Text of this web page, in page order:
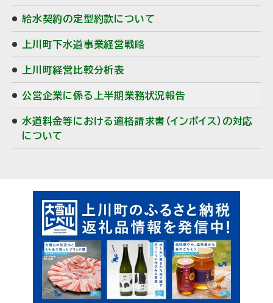
給水契約の定型約款について
上川町下水道事業経営戦略
上川町経営比較分析表
公営企業に係る上半期業務状況報告
水道料金等における適格請求書（インボイス）の対応
について